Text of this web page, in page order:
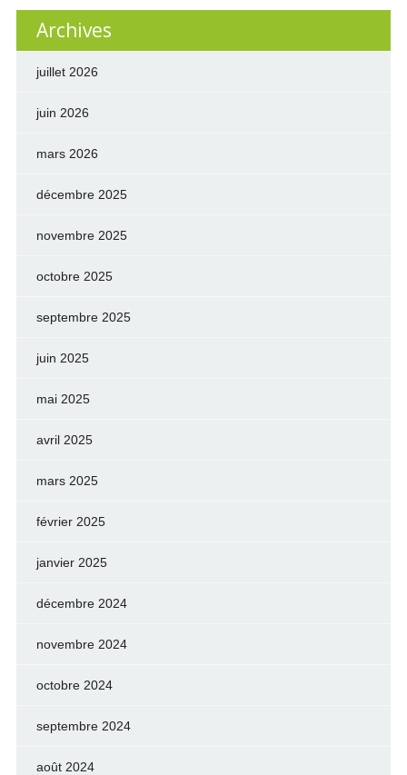
Archives
juillet 2026
juin 2026
mars 2026
décembre 2025
novembre 2025
octobre 2025
septembre 2025
juin 2025
mai 2025
avril 2025
mars 2025
février 2025
janvier 2025
décembre 2024
novembre 2024
octobre 2024
septembre 2024
août 2024